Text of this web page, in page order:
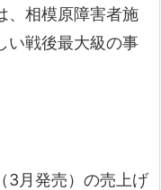
、相模原障害者施
い戦後最大級の事
3月発売）の売上げ